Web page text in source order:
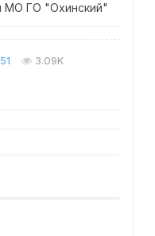
МО ГО "Охинский"
3.09K